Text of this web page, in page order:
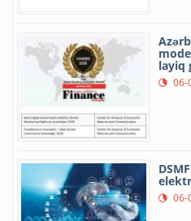
layiq
06-
06-